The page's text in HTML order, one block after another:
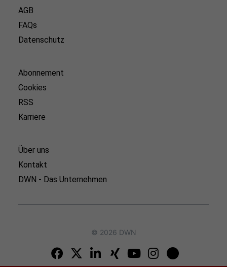
AGB
FAQs
Datenschutz
Abonnement
Cookies
RSS
Karriere
Über uns
Kontakt
DWN - Das Unternehmen
© 2026 DWN